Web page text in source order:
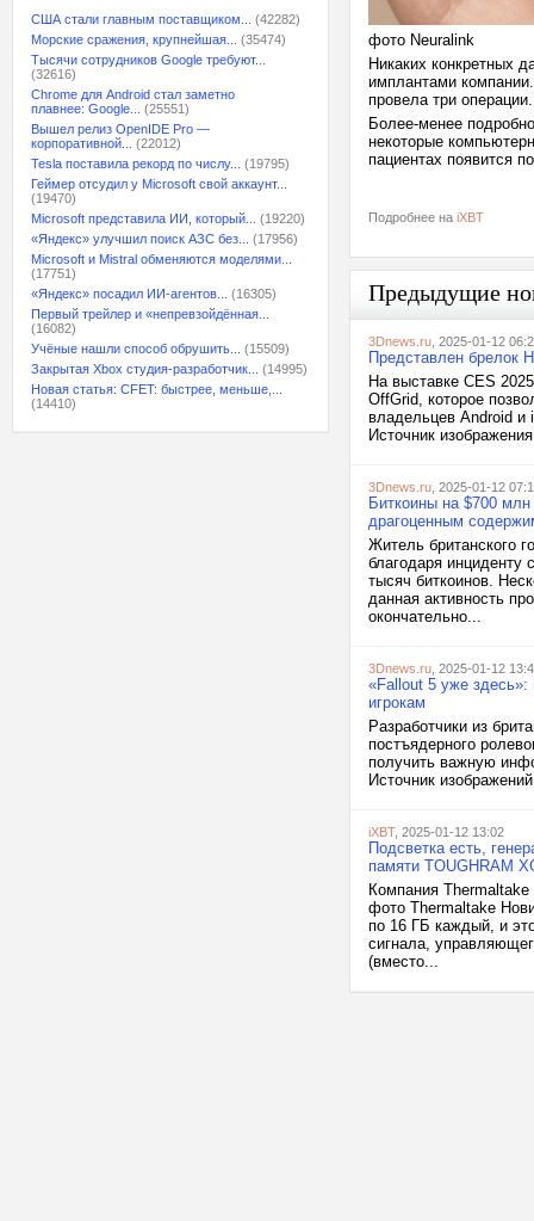
США стали главным поставщиком...
(42282)
Морские сражения, крупнейшая...
(35474)
Тысячи сотрудников Google требуют...
(32616)
Chrome для Android стал заметно
плавнее: Google...
(25551)
Вышел релиз OpenIDE Pro —
корпоративной...
(22012)
Tesla поставила рекорд по числу...
(19795)
Геймер отсудил у Microsoft свой аккаунт...
(19470)
Microsoft представила ИИ, который...
(19220)
«Яндекс» улучшил поиск АЗС без...
(17956)
Microsoft и Mistral обменяются моделями...
(17751)
«Яндекс» посадил ИИ-агентов...
(16305)
Первый трейлер и «непревзойдённая...
(16082)
Учёные нашли способ обрушить...
(15509)
Закрытая Xbox студия-разработчик...
(14995)
Новая статья: CFET: быстрее, меньше,...
(14410)
фото Neuralink
Никаких конкретных
имплантами
провела три
Более-менее
некоторые
пациентах появится
Подробнее на iXBT
Предыдущие
3Dnews.ru , 2025-01-12
Представлен брелок
На выставке CES
OffGrid, которое
владельцев Android и
Источник
3Dnews.ru , 2025-01-12
Биткоины на $700 млн
драгоценным
Житель британского
благодаря
тысяч биткоинов.
данная активность
окончательно...
3Dnews.ru , 2025-01-12
«Fallout 5 уже
игрокам
Разработчики из
постъядерного
получить важную
Источник
iXBT, 2025-01-12 13:02
Подсветка есть,
памяти TOUGHRAM
Компания
фото Thermaltake
по 16 ГБ каждый, и
сигнала,
(вместо...